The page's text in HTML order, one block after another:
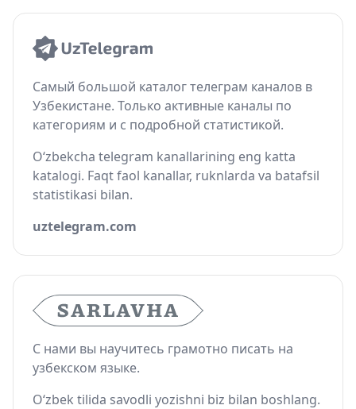
Самый большой каталог телеграм каналов в
Узбекистане. Только активные каналы по
категориям и с подробной статистикой.
O‘zbekcha telegram kanallarining eng katta
katalogi. Faqt faol kanallar, ruknlarda va batafsil
statistikasi bilan.
uztelegram.com
С нами вы научитесь грамотно писать на
узбекском языке.
O‘zbek tilida savodli yozishni biz bilan boshlang.